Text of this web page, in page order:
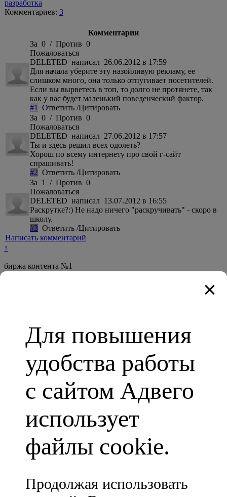
разработка
Комментариев: 3
Комментарии
За 0 / Против 0
Пожаловаться
DELETED написал 26.06.2012 в 17:59
Для начала уберите эту назойливую рекламу, ее
слишком много, она только отпугивает посетителей.
Если вы вырветесь в топ, то долго не протянете, так
как у вас будет маленький поведенческий фактор.
#1
Ответить /Цитировать
За 0 / Против 0
Пожаловаться
DELETED написал 27.06.2012 в 17:57
Ты и здесь решил всех одолеть?
Хорош по всему интернету про свой г-сайт
спрашивать!
#2 Ответить /Цитировать
За 1 / Против 0
Пожаловаться
DELETED написал 13.07.2012 в 16:55
Раскрутке?:) Не надо ничего "раскручивать" - скоро в
школу.
#3 Ответить /Цитировать
Написать комментарий
↑
биржа контента №1
Проверка качества текста
МИР / СБП
Volet
Безналичный платеж
Telegram
Вконтакте
Заказчику
Мои заказы
Извещения
Пополнить счёт
×
Для повышения
удобства работы
с сайтом Адвего
использует
файлы cookie.
Продолжая использовать